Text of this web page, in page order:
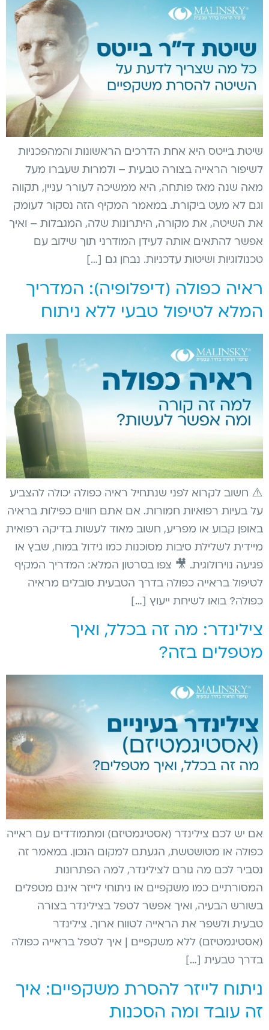
שיטת בייטס היא אחת הדרכים הראשונות והמהפכניות
לשיפור הראייה בצורה טבעית – ולמרות שעברו מעל
מאה שנה מאז פותחה, היא ממשיכה לעורר עניין, תקווה
וגם לא מעט ביקורת. במאמר המקיף הזה נסקור לעומק
את השיטה, את מקורה, היתרונות שלה, המגבלות – ואיך
אפשר להתאים אותה לעידן המודרני תוך שילוב עם
טכנולוגיות ושיטות עדכניות. נבחן גם […]
ראיה כפולה (דיפלופיה): המדריך
המלא לטיפול טבעי ללא ניתוח
⚠️ חשוב לקרוא לפני שנתחיל ראיה כפולה יכולה להצביע
על בעיות רפואיות חמורות. אם אתם חווים כפילות בראיה
באופן קבוע או מפריע, חשוב מאוד לעשות בדיקה רפואית
מיידית לשלילת סיבות מסוכנות כמו גידול במוח, שבץ או
פגיעה נוירולוגית. 🎥 צפו בסרטון המלא: המדריך המקיף
לטיפול בראייה כפולה בדרך הטבעית סובלים מראיה
כפולה? בואו לשיחת ייעוץ […]
צילינדר: מה זה בכלל, ואיך
מטפלים בזה?
אם יש לכם צילינדר (אסטיגמטיזם) ומתמודדים עם ראייה
כפולה או מטושטשת, הגעתם למקום הנכון. במאמר זה
נסביר לכם מה גורם לצילינדר, למה הפתרונות
המסורתיים כמו משקפיים או ניתוחי לייזר אינם מטפלים
בשורש הבעיה, ואיך אפשר לטפל בצילינדר בצורה
טבעית ולשפר את הראייה לטווח ארוך. צילינדר
(אסטיגמטיזם) ללא משקפיים | איך לטפל בראייה כפולה
בדרך טבעית […]
ניתוח לייזר להסרת משקפיים: איך
זה עובד ומה הסכנות